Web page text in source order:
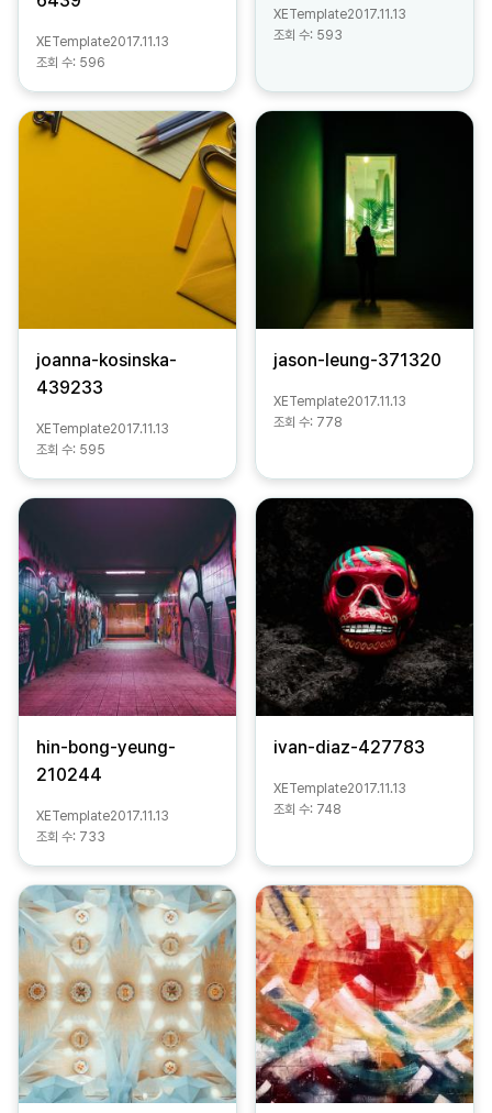
XETemplate2017.11.13
조회 수: 596
XETemplate2017.11.13
조회 수: 593
joanna-kosinska-
439233
XETemplate2017.11.13
조회 수: 595
jason-leung-371320
XETemplate2017.11.13
조회 수: 778
hin-bong-yeung-
210244
XETemplate2017.11.13
조회 수: 733
ivan-diaz-427783
XETemplate2017.11.13
조회 수: 748